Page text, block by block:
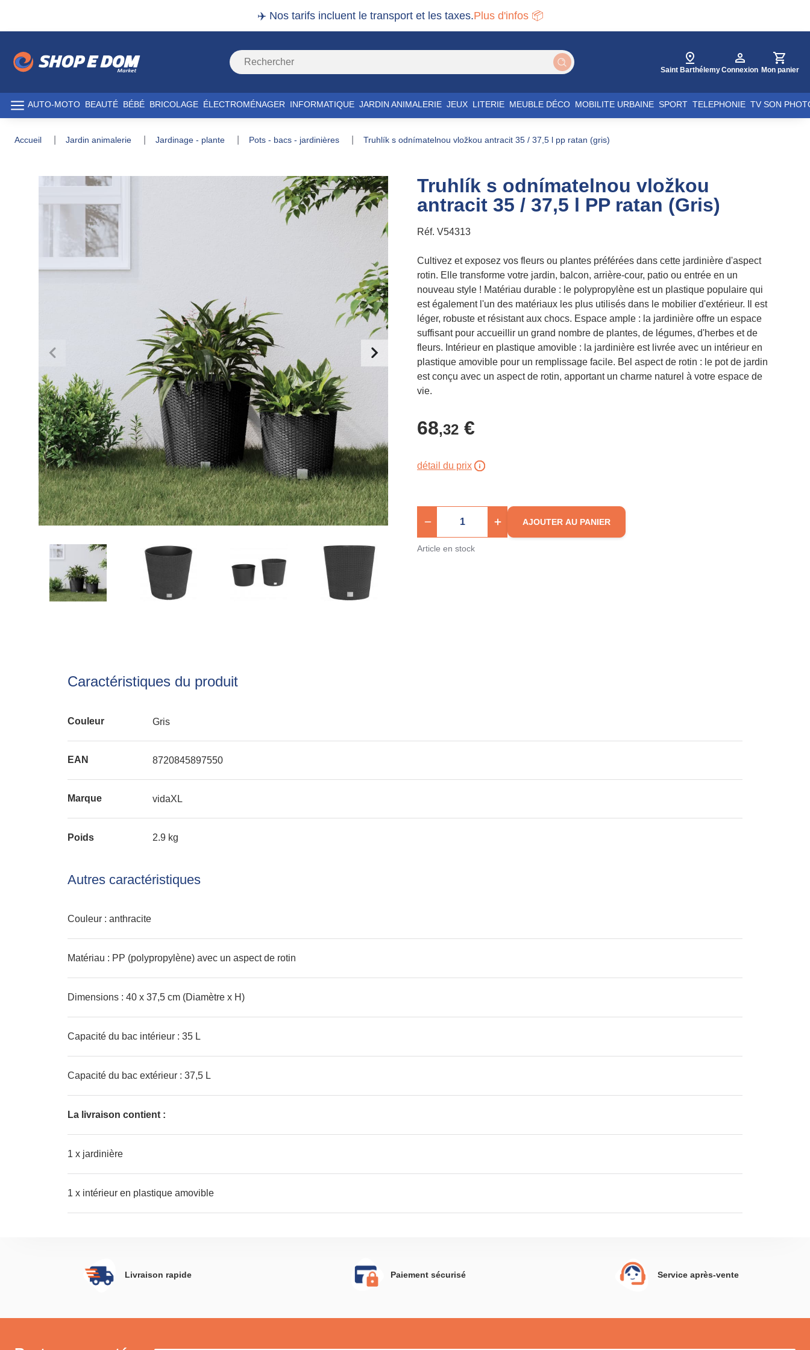
✈️ Nos tarifs incluent le transport et les taxes.Plus d'infos 📦
Saint BarthélemyConnexion Mon panier
AUTO-MOTO BEAUTÉ BÉBÉ BRICOLAGE ÉLECTROMÉNAGER INFORMATIQUE JARDIN ANIMALERIE JEUX LITERIE MEUBLE DÉCO MOBILITE URBAINE SPORT TELEPHONIE TV SON
accueil jardin animalerie jardinage - plante pots - bacs - jardinières truhlík s odnímatelnou vložkou antracit 35 / 37,5 l pp ratan (gris)
Truhlík s odnímatelnou vložkou
antracit 35 / 37,5 l PP ratan (Gris)
Réf. V54313
Cultivez et exposez vos fleurs ou plantes préférées dans cette jardinière d'aspect
rotin. Elle transforme votre jardin, balcon, arrière-cour, patio ou entrée en un
nouveau style ! Matériau durable : le polypropylène est un plastique populaire qui
est également l'un des matériaux les plus utilisés dans le mobilier d'extérieur. Il est
léger, robuste et résistant aux chocs. Espace ample : la jardinière offre un espace
suffisant pour accueillir un grand nombre de plantes, de légumes, d'herbes et de
fleurs. Intérieur en plastique amovible : la jardinière est livrée avec un intérieur en
plastique amovible pour un remplissage facile. Bel aspect de rotin : le pot de jardin
est conçu avec un aspect de rotin, apportant un charme naturel à votre espace de
vie.
68,32 €
détail du prix
AJOUTER AU PANIER
Article en stock
Caractéristiques du produit
Couleur Gris
EAN 8720845897550
Marque vidaXL
Poids 2.9 kg
Autres caractéristiques
Couleur : anthracite
Matériau : PP (polypropylène) avec un aspect de rotin
Dimensions : 40 x 37,5 cm (Diamètre x H)
Capacité du bac intérieur : 35 L
Capacité du bac extérieur : 37,5 L
La livraison contient :
1 x jardinière
1 x intérieur en plastique amovible
Livraison rapide Paiement sécurisé Service après-vente